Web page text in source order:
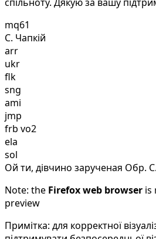
спільноту. Дякую за вашу
mq61
С. Чапкій
arr
ukr
flk
sng
ami
jmp
frb vo2
ela
sol
Ой ти, дівчино зарученая Обр.
Note: the Firefox web browser is
preview
Примітка: для корректної